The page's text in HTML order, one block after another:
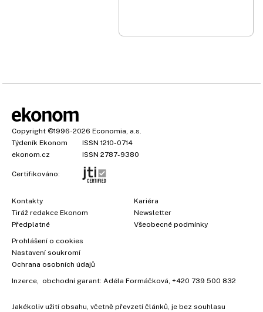
Copyright ©1996-2026 Economia, a.s.
Týdeník Ekonom
ISSN 1210-0714
ekonom.cz
ISSN 2787-9380
Certifikováno:
Kontakty
Tiráž redakce Ekonom
Předplatné
Kariéra
Newsletter
Všeobecné podmínky
Prohlášení o cookies
Nastavení soukromí
Ochrana osobních údajů
Inzerce , obchodní garant: Adéla Formáčková +420 739 500 832
Jakékoliv užití obsahu, včetně převzetí článků, je bez souhlasu